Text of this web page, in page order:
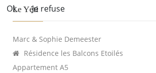
Le Yéti
Marc & Sophie Demeester
Résidence les Balcons Etoilés
Appartement A5
Ok Je refuse